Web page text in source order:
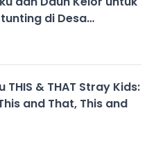
di Desa
THIS & THAT Stray Kids:
and That, This and